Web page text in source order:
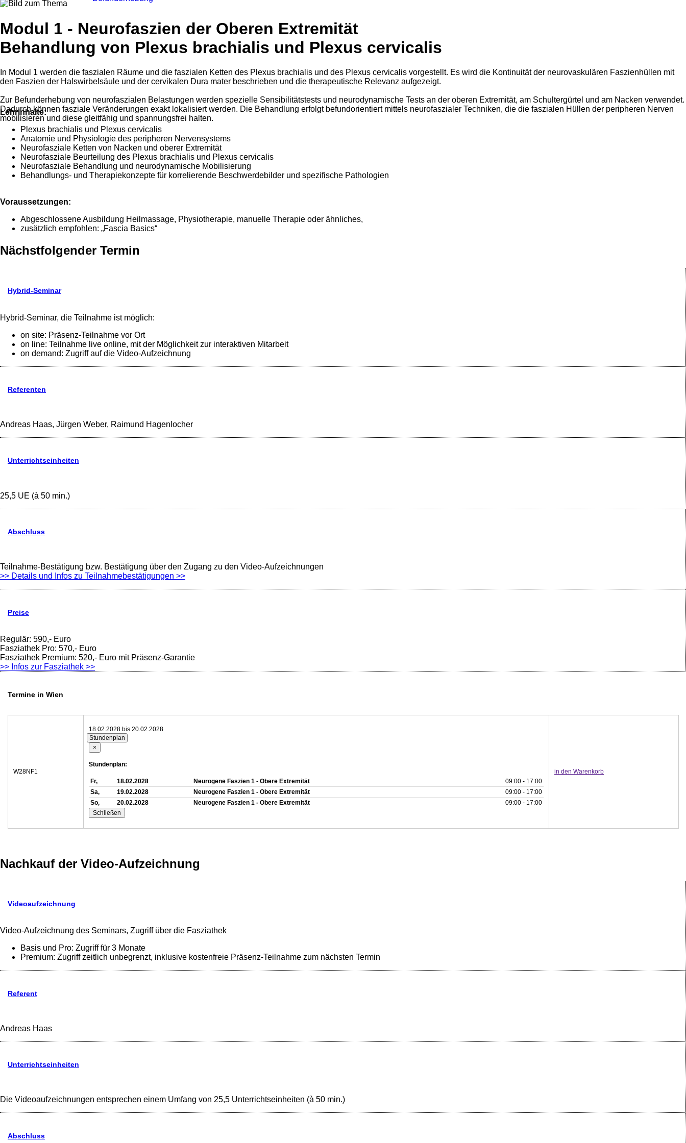
Modul 1 - Neurofaszien der Oberen Extremität
Behandlung von Plexus brachialis und Plexus cervicalis
n Modul 1 werden die faszialen Räume und die faszialen Ketten des Plexus brachialis und des Plexus cervicalis vorgestellt. Es wird die Kontinuität der neurovaskulären Faszienhüllen mit
den Faszien der Halswirbelsäule und der cervikalen Dura mater beschrieben und die therapeutische Relevanz aufgezeigt.
Zur Befunderhebung von neurofaszialen Belastungen werden spezielle Sensibilitätstests und neurodynamische Tests an der oberen Extremität, am Schultergürtel und am Nacken verwendet.
Dadurch können fasziale Veränderungen exakt lokalisiert werden. Die Behandlung erfolgt befundorientiert mittels neurofaszialer Techniken, die die faszialen Hüllen der peripheren Nerven
mobilisieren und diese gleitfähig und spannungsfrei halten.
Lehrinhalte:
Plexus brachialis und Plexus cervicalis
Anatomie und Physiologie des peripheren Nervensystems
Neurofasziale Ketten von Nacken und oberer Extremität
Neurofasziale Beurteilung des Plexus brachialis und Plexus cervicalis
Neurofasziale Behandlung und neurodynamische Mobilisierung
Behandlungs- und Therapiekonzepte für korrelierende Beschwerdebilder und spezifische Pathologien
Voraussetzungen:
Abgeschlossene Ausbildung Heilmassage, Physiotherapie, manuelle Therapie oder ähnliches,
zusätzlich empfohlen: „Fascia Basics“
Nächstfolgender Termin
Hybrid-Seminar
Hybrid-Seminar, die Teilnahme ist möglich:
on site: Präsenz-Teilnahme vor Ort
on line: Teilnahme live online, mit der Möglichkeit zur interaktiven Mitarbeit
on demand: Zugriff auf die Video-Aufzeichnung
Referenten
Andreas Haas, Jürgen Weber, Raimund Hagenlocher
Unterrichtseinheiten
25,5 UE (à 50 min.)
Abschluss
Teilnahme-Bestätigung bzw. Bestätigung über den Zugang zu den Video-Aufzeichnungen
>> Details und Infos zu Teilnahmebestätigungen >>
Preise
Regulär: 590,- Euro
Fasziathek Pro: 570,- Euro
Fasziathek Premium: 520,- Euro mit Präsenz-Garantie
>> Infos zur Fasziathek >>
Termine in Wien
W28NF1
18.02.2028 bis 20.02.2028
Stundenplan
×
Stundenplan:
Fr, 18.02.2028 Neurogene Faszien 1 - Obere Extremität
09:00 - 17:00
Sa,
19.02.2028 Neurogene Faszien 1 - Obere Extremität
09:00 - 17:00
So,
20.02.2028 Neurogene Faszien 1 - Obere Extremität
09:00 - 17:00
Schließen
in den Warenkorb
Nachkauf der Video-Aufzeichnung
Videoaufzeichnung
Video-Aufzeichnung des Seminars, Zugriff über die Fasziathek
Basis und Pro: Zugriff für 3 Monate
Premium: Zugriff zeitlich unbegrenzt, inklusive kostenfreie Präsenz-Teilnahme zum nächsten Termin
Referent
Andreas Haas
Unterrichtseinheiten
Die Videoaufzeichnungen entsprechen einem Umfang von 25,5 Unterrichtseinheiten (à 50 min.)
Abschluss